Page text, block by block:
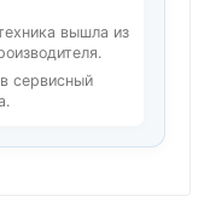
вышла из
в сервисный